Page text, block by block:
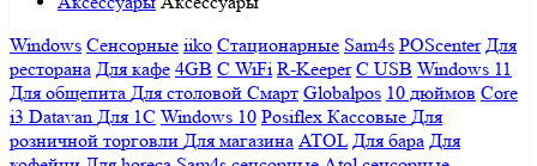
Windows Сенсорные iiko Стационарные Sam4s POScenter Для
ресторана Для кафе 4GB С WiFi R-Keeper С USB Windows 11
Для общепита Для столовой Смарт Globalpos 10 дюймов Core
i3 Datavan Для 1С Windows 10 Posiflex Кассовые Для
розничной торговли Для магазина ATOL Для бара Для